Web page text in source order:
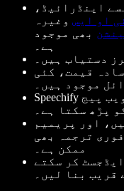
اینڈرائیڈ،
او ایس وغیرہ
بھی موجود
ہے۔
دستیاب ہیں۔
قیمت، کئی
موجود ہیں۔
پڑھ سکتا ہے۔
اور پریمیم
فوری ترجمہ بھی
ممکن ہے۔
کر سکتے
بنا لیں۔